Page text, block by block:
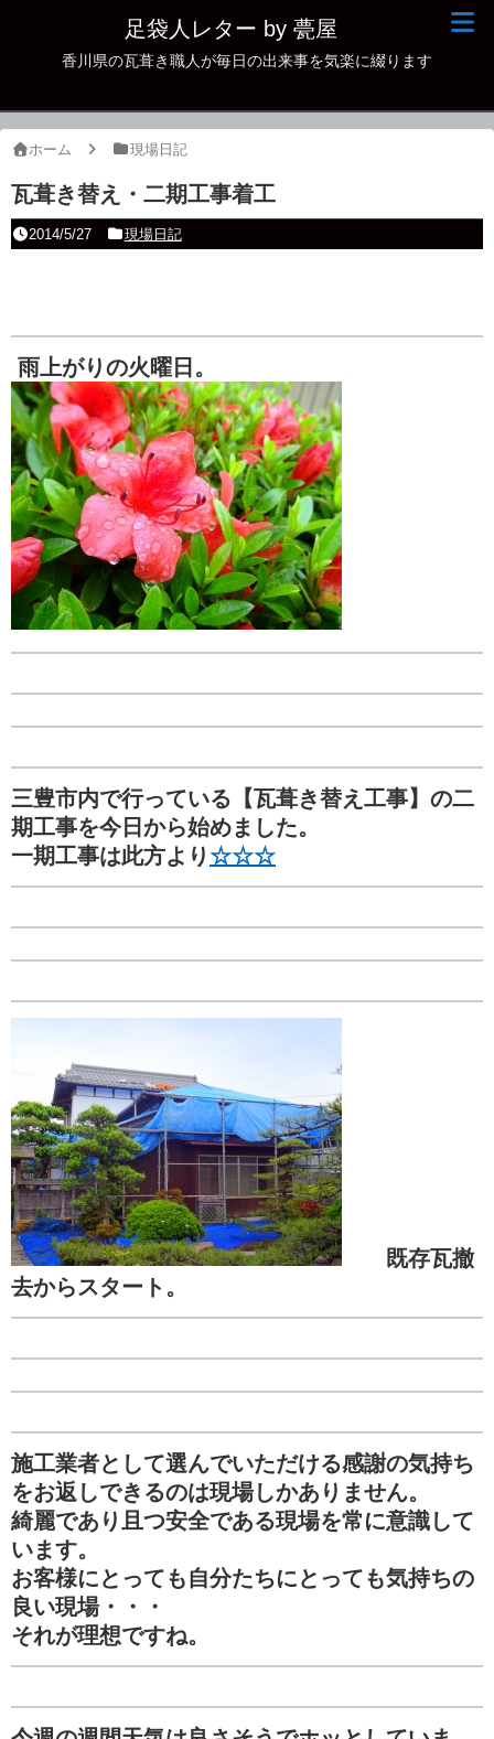
足袋人レター by 甍屋
香川県の瓦葺き職人が毎日の出来事を気楽に綴ります
ホーム 現場日記
瓦葺き替え・二期工事着工
2014/5/27 現場日記
雨上がりの火曜日。
三豊市内で行っている【瓦葺き替え工事】の二
期工事を今日から始めました。
一期工事は此方より☆☆☆
既存瓦撤
去からスタート。
施工業者として選んでいただける感謝の気持ち
をお返しできるのは現場しかありません。
綺麗であり且つ安全である現場を常に意識して
います。
お客様にとっても自分たちにとっても気持ちの
良い現場・・・
それが理想ですね。
現場日記
古瓦
その他